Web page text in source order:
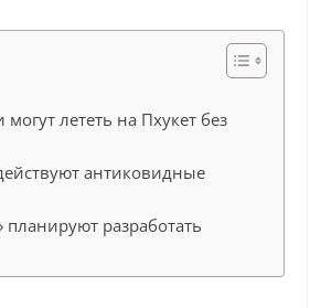
лететь на Пхукет без
антиковидные
разработать